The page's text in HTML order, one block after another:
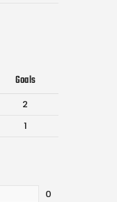
Goals
2
1
0